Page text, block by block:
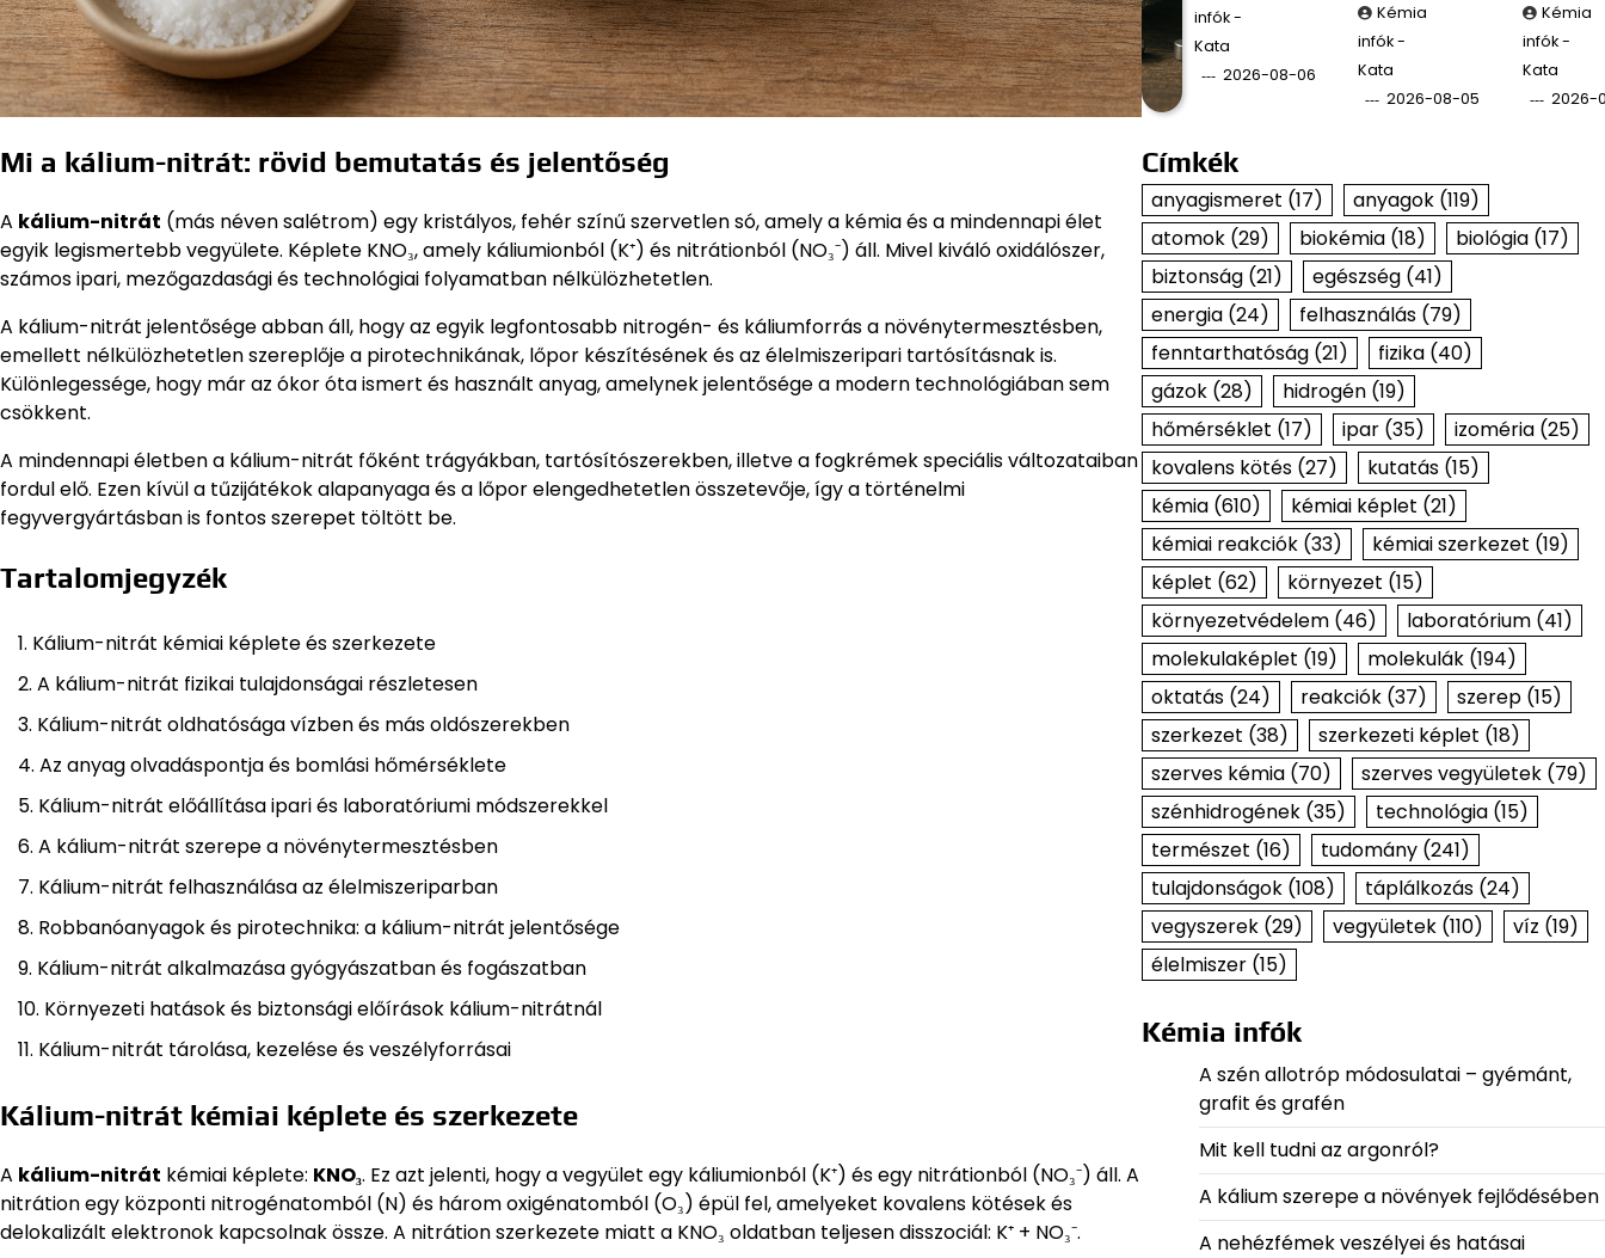
Mi a kálium-nitrát: rövid bemutatás és jelentőség
A kálium-nitrát (más néven salétrom) egy kristályos, fehér színű szervetlen só, amely a kémia és a mindennapi élet
egyik legismertebb vegyülete. Képlete KNO₃, amely káliumionból (K⁺) és nitrátionból (NO₃⁻) áll. Mivel kiváló oxidálószer,
számos ipari, mezőgazdasági és technológiai folyamatban nélkülözhetetlen.
A kálium-nitrát jelentősége abban áll, hogy az egyik legfontosabb nitrogén- és káliumforrás a növénytermesztésben,
emellett nélkülözhetetlen szereplője a pirotechnikának, lőpor készítésének és az élelmiszeripari tartósításnak is.
Különlegessége, hogy már az ókor óta ismert és használt anyag, amelynek jelentősége a modern technológiában sem
csökkent.
A mindennapi életben a kálium-nitrát főként trágyákban, tartósítószerekben, illetve a fogkrémek speciális változataiban
fordul elő. Ezen kívül a tűzijátékok alapanyaga és a lőpor elengedhetetlen összetevője, így a történelmi
fegyvergyártásban is fontos szerepet töltött be.
Tartalomjegyzék
Kálium-nitrát kémiai képlete és szerkezete
A kálium-nitrát fizikai tulajdonságai részletesen
Kálium-nitrát oldhatósága vízben és más oldószerekben
Az anyag olvadáspontja és bomlási hőmérséklete
Kálium-nitrát előállítása ipari és laboratóriumi módszerekkel
A kálium-nitrát szerepe a növénytermesztésben
Kálium-nitrát felhasználása az élelmiszeriparban
Robbanóanyagok és pirotechnika: a kálium-nitrát jelentősége
Kálium-nitrát alkalmazása gyógyászatban és fogászatban
Környezeti hatások és biztonsági előírások kálium-nitrátnál
Kálium-nitrát tárolása, kezelése és veszélyforrásai
Kálium-nitrát kémiai képlete és szerkezete
A kálium-nitrát kémiai képlete: KNO₃. Ez azt jelenti, hogy a vegyület egy káliumionból (K⁺) és egy nitrátionból (NO₃⁻) áll. A
nitrátion egy központi nitrogénatomból (N) és három oxigénatomból (O₃) épül fel, amelyeket kovalens kötések és
delokalizált elektronok kapcsolnak össze. A nitrátion szerkezete miatt a KNO₃ oldatban teljesen disszociál: K⁺ + NO₃⁻.
infók -
Kata
2026-08-06
Kémia
infók -
Kata
2026-08-05
Kémia
infók -
Kata
2026-
Címkék
anyagismeret (17) anyagok(119)
atomok(29) biokémia(18) biológia(17)
biztonság(21) egészség(41)
energia(24) felhasználás(79)
fenntarthatóság(21) fizika(40)
gázok(28) hidrogén(19)
hőmérséklet (17) ipar(35) izoméria(25)
kovalens kötés(27) kutatás(15)
kémia(610) kémiai képlet (21)
kémiai reakciók(33) kémiai szerkezet (19)
képlet (62) környezet (15)
környezetvédelem(46) laboratórium(41)
molekulaképlet (19) molekulák(194)
oktatás(24) reakciók(37) szerep(15)
szerkezet (38) szerkezeti képlet (18)
szerves kémia(70) szerves vegyületek(79)
szénhidrogének(35) technológia(15)
természet (16) tudomány(241)
tulajdonságok(108) táplálkozás(24)
vegyszerek(29) vegyületek(110) víz (19)
élelmiszer(15)
Kémia infók
A szén allotróp módosulatai – gyémánt,
grafit és grafén
Mit kell tudni az argonról?
A kálium szerepe a növények fejlődésében
A nehézfémek veszélyei és hatásai